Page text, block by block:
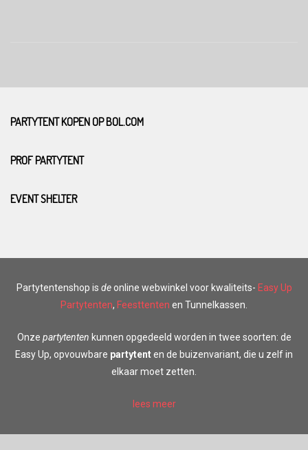
PARTYTENT KOPEN OP BOL.COM
PROF PARTYTENT
EVENT SHELTER
Partytentenshop is deonline webwinkel voor kwaliteits- Easy Up
Partytenten, Feesttenten en Tunnelkassen.
Onze partytenten kunnen opgedeeld worden in twee soorten: de
Easy Up, opvouwbare partytenten de buizenvariant, die u zelf in
elkaar moet zetten.
lees meer